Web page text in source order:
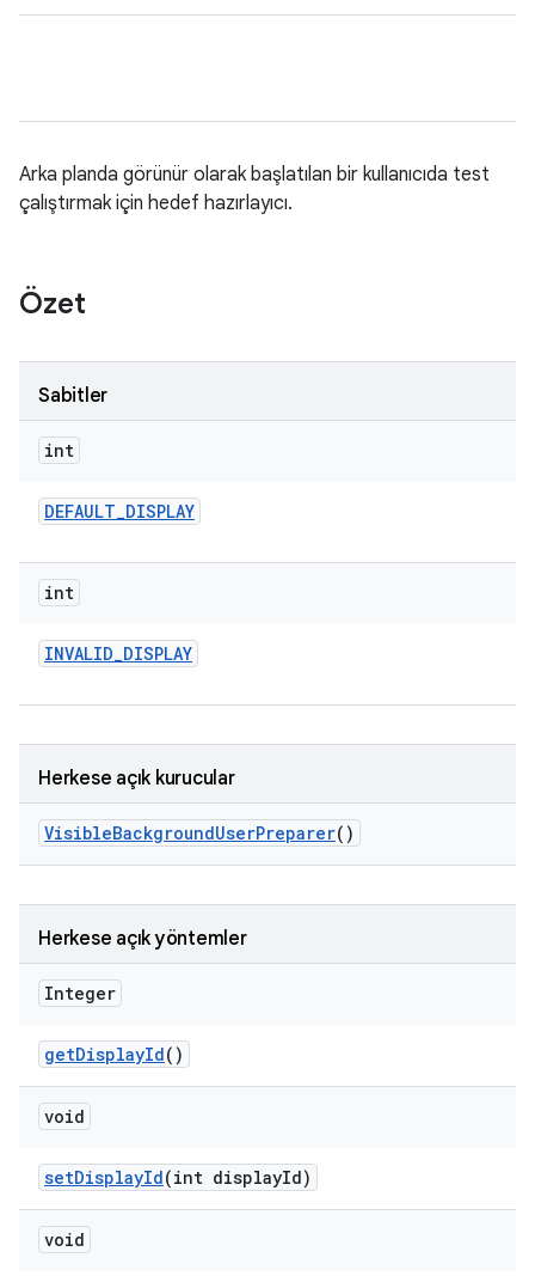
Arka planda görünür olarak başlatılan bir kullanıcıda test
çalıştırmak için hedef hazırlayıcı.
Özet
Sabitler
int
DEFAULT_DISPLAY
int
INVALID_DISPLAY
Herkese açık kurucular
VisibleBackgroundUserPreparer()
Herkese açık yöntemler
Integer
getDisplayId()
void
setDisplayId(int displayId)
void